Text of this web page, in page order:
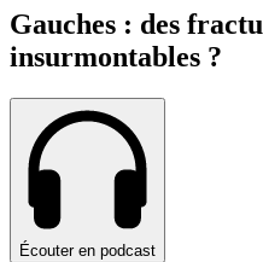
Gauches : des
insurmontables ?
Écouter en podcast